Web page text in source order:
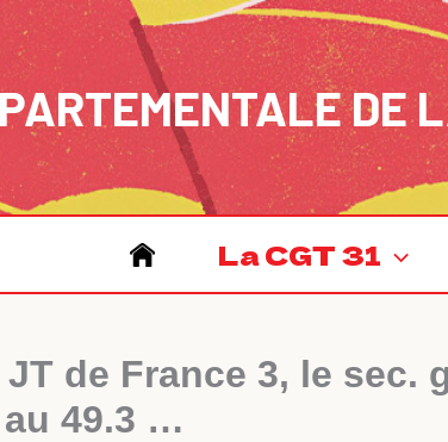
DE
La CGT 31
de France 3, le sec.
49.3 …